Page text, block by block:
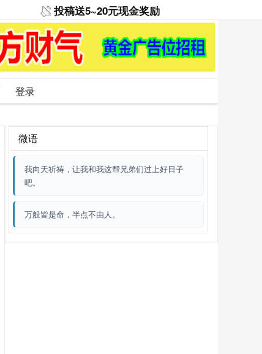
投稿送5~20元现金奖励
登录
微语
我向天祈祷，让我和我这帮兄弟们过上好日子
吧。
万般皆是命，半点不由人。